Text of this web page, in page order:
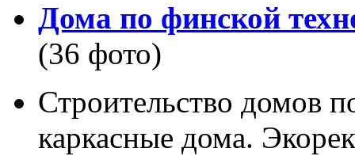
Дома по финской
(36 фото)
Строительство домов
каркасные дома.